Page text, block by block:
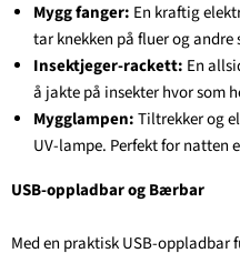
Mygg fanger: En kraftig
tar knekken på fluer og andre
Insektjeger-rackett: En
å jakte på insekter hvor som
Mygglampen:Tiltrekker og
UV-lampe. Perfekt for natten
USB-oppladbar og Bærbar
Med en praktisk USB-oppladbar